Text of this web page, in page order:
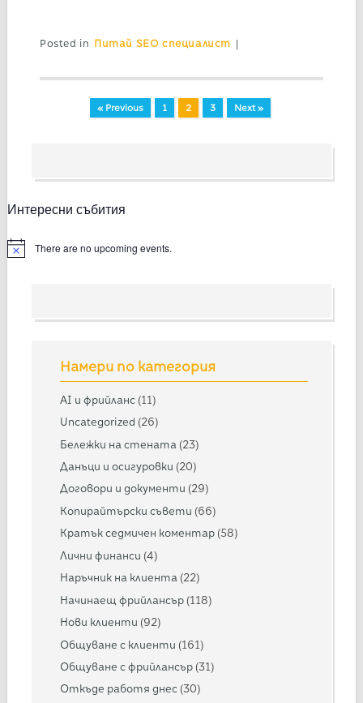
Posted in Питай SEO специалист |
« Previous 1 2 3 Next »
Интересни събития
There are no upcoming events.
Намери по категория
AI и фрийланс (11)
Uncategorized (26)
Бележки на стената (23)
Данъци и осигуровки (20)
Договори и документи (29)
Копирайтърски съвети (66)
Кратък седмичен коментар (58)
Лични финанси (4)
Наръчник на клиента (22)
Начинаещ фрийлансър (118)
Нови клиенти (92)
Общуване с клиенти (161)
Общуване с фрийлансър (31)
Откъде работя днес (30)